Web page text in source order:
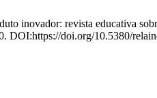
inovador: revista educativa
DOI:https://doi.org/10.5380/